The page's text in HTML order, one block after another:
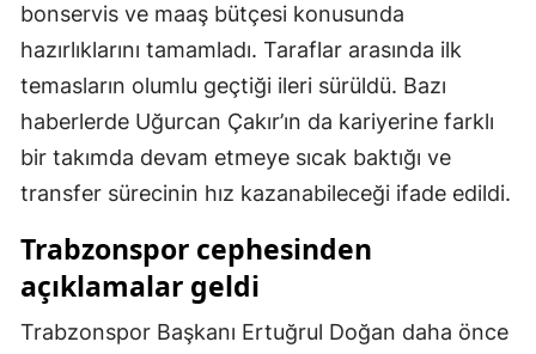
Kocaeli
Konya
Kütahya
Malatya
Kahramanmaraş
Mardin
bonservis ve maaş bütçesi konusunda
hazırlıklarını tamamladı. Taraflar arasında ilk
temasların olumlu geçtiği ileri sürüldü. Bazı
haberlerde Uğurcan Çakır’ın da kariyerine farklı
bir takımda devam etmeye sıcak baktığı ve
transfer sürecinin hız kazanabileceği ifade edildi.
Trabzonspor cephesinden
açıklamalar geldi
Trabzonspor Başkanı Ertuğrul Doğan daha önce